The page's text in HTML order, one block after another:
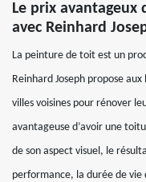
Le prix
avec Reinhard
La peinture de toit est un
Reinhard Joseph propose
villes voisines pour rénover
avantageuse d’avoir une
de son aspect visuel, le
performance, la durée de